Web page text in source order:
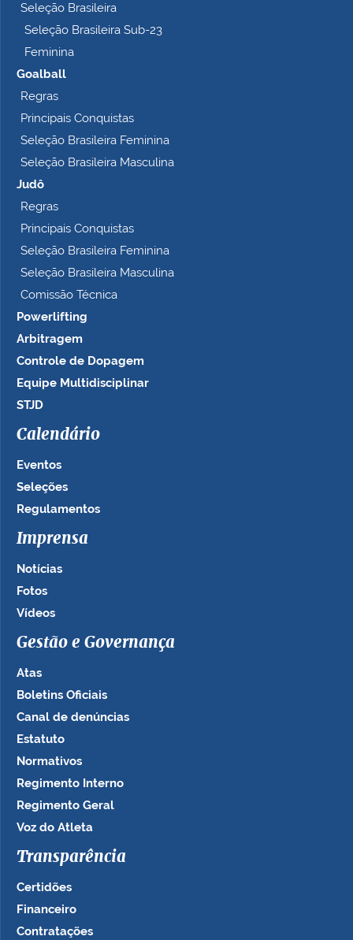
Seleção Brasileira
Seleção Brasileira Sub-23
Feminina
Goalball
Regras
Principais Conquistas
Seleção Brasileira Feminina
Seleção Brasileira Masculina
Judô
Regras
Principais Conquistas
Seleção Brasileira Feminina
Seleção Brasileira Masculina
Comissão Técnica
Powerlifting
Arbitragem
Controle de Dopagem
Equipe Multidisciplinar
STJD
Calendário
Eventos
Seleções
Regulamentos
Imprensa
Notícias
Fotos
Vídeos
Gestão e Governança
Atas
Boletins Oficiais
Canal de denúncias
Estatuto
Normativos
Regimento Interno
Regimento Geral
Voz do Atleta
Transparência
Certidões
Financeiro
Contratações